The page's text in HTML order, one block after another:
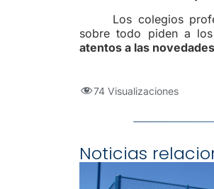
Los colegios
sobre todo piden a
atentos a las
74 Visualizaciones
Noticias